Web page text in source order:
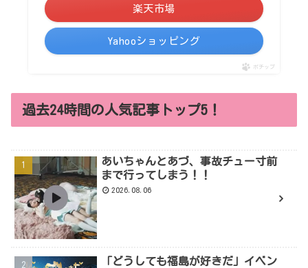
楽天市場
Yahooショッピング
ポチップ
過去24時間の人気記事トップ5！
あいちゃんとあづ、事故チュー寸前
まで行ってしまう！！
2026.08.06
「どうしても福島が好きだ」イベン